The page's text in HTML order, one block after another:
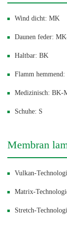
Wind dicht: MK
Daunen feder:
Haltbar: BK
Flamm
Medizinisch: BK-
Schuhe: S
Membran
Vulkan-
Matrix-
Stretch-